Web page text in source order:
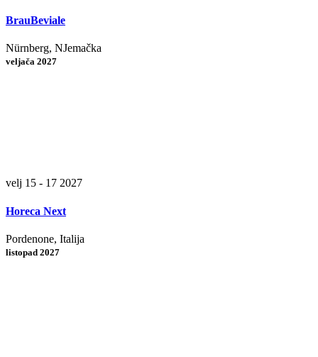
BrauBeviale
Nürnberg, NJemačka
veljača 2027
velj 15 - 17 2027
Horeca Next
Pordenone, Italija
listopad 2027